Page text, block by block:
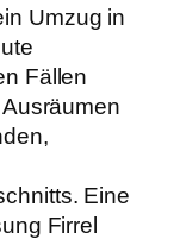
Umzug in
Fällen
Eine
Firrel